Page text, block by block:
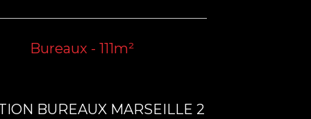
Bureaux - 111m²
BUREAUX MARSEILLE 2